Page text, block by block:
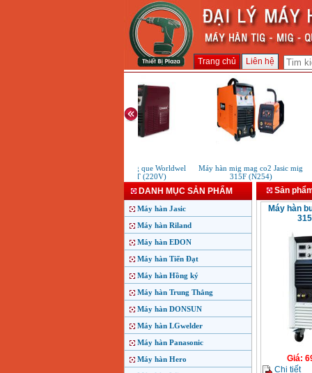
Trang chủ Liên hệ
Máy hàn tig que Worldwel
350LT (220V)
Máy hàn mig mag co2 Jasic mig
315F (N254)
DANH MỤC SẢN PHẨM
Máy hàn Jasic
Máy hàn Riland
Máy hàn EDON
Máy hàn Tiến Đạt
Máy hàn Hồng ký
Máy hàn Trung Thắng
Máy hàn DONSUN
Máy hàn LGwelder
Máy hàn Panasonic
Máy hàn Hero
Sản
Máy hàn
Giá:
Chi tiết